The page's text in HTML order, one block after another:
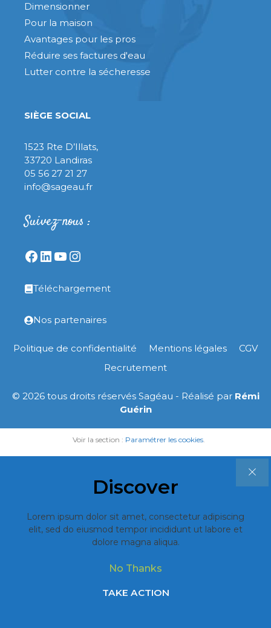
Dimensionner
Pour la maison
Avantages pour les pros
Réduire ses factures d'eau
Lutter contre la sécheresse
SIÈGE SOCIAL
1523 Rte D’Illats,
33720 Landiras
05 56 27 21 27
info@sageau.fr
Suivez-nous :
Facebook
LinkedIn
YouTube
Instagram
Téléchargement
Nos partenaires
Politique de confidentialité Mentions légales
CGV
Recrutement
© 2026 tous droits réservés Sagéau - Réalisé par Rémi
Guérin
Voir la section : Paramétrer les cookies.
Discover
Lorem ipsum dolor sit amet, consectetur adipiscing
elit, sed do eiusmod tempor incididunt ut labore et
dolore magna aliqua.
No Thanks
TAKE ACTION